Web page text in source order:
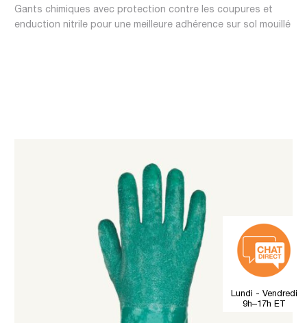
Gants chimiques avec protection contre les coupures et
enduction nitrile pour une meilleure adhérence sur sol mouillé
Lundi - Vendredi
9h–17h ET